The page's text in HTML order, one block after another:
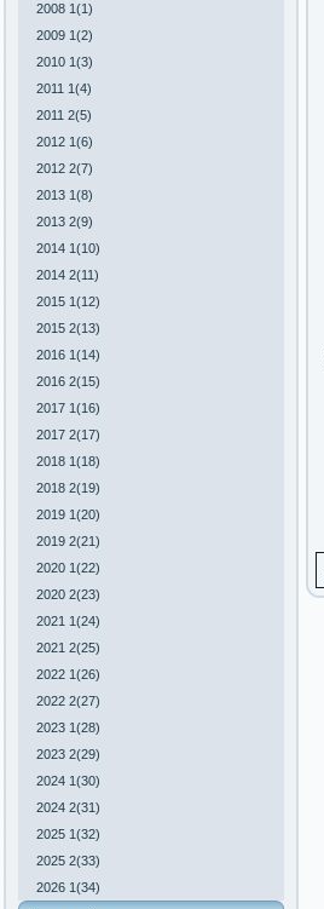
2008 1(1)
2009 1(2)
2010 1(3)
2011 1(4)
2011 2(5)
2012 1(6)
2012 2(7)
2013 1(8)
2013 2(9)
2014 1(10)
2014 2(11)
2015 1(12)
2015 2(13)
2016 1(14)
2016 2(15)
2017 1(16)
2017 2(17)
2018 1(18)
2018 2(19)
2019 1(20)
2019 2(21)
2020 1(22)
2020 2(23)
2021 1(24)
2021 2(25)
2022 1(26)
2022 2(27)
2023 1(28)
2023 2(29)
2024 1(30)
2024 2(31)
2025 1(32)
2025 2(33)
2026 1(34)